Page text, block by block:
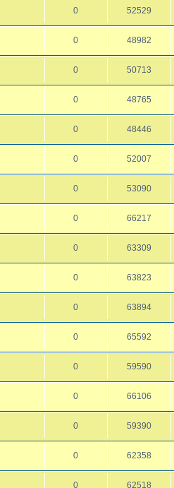
0 52529
0 48982
0 50713
0 48765
0 48446
0 52007
0 53090
0 66217
0 63309
0 63823
0 63894
0 65592
0 59590
0 66106
0 59390
0 62358
0 62518